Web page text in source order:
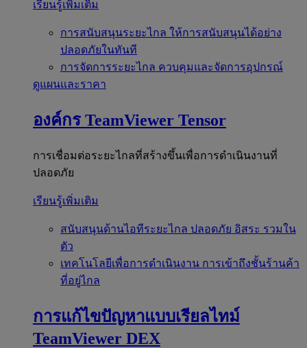
เรียนรู้เพิ่มเติม
การสนับสนุนระยะไกล ให้การสนับสนุนได้อย่าง
ปลอดภัยในทันที
การจัดการระยะไกล ควบคุมและจัดการอุปกรณ์
ดูแผนและราคา
องค์กร TeamViewer Tensor
การเชื่อมต่อระยะไกลที่สร้างขึ้นเพื่อการดำเนินงานที่
ปลอดภัย
เรียนรู้เพิ่มเติม
สนับสนุนด้านไอทีระยะไกล ปลอดภัย อิสระ รวมใน
ตัว
เทคโนโลยีเพื่อการดำเนินงาน การเข้าถึงชั้นร้านค้า
ที่อยู่ไกล
การแก้ไขปัญหาแบบเรียลไทม์
TeamViewer DEX